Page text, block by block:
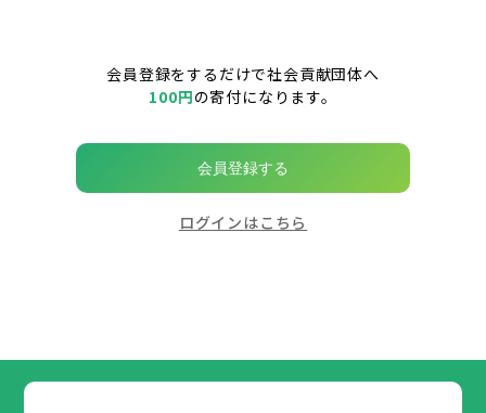
会員登録をするだけで社会貢献団体へ
100円の寄付になります。
会員登録する
ログインはこちら